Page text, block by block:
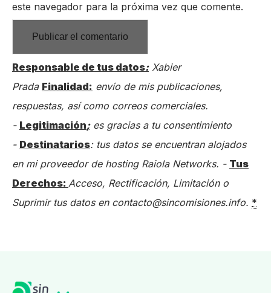
este navegador para la próxima vez que comente.
Responsable de tus datos:Xabier
Prada Finalidad: envío de mis publicaciones,
respuestas, así como correos comerciales.
- Legitimación;es gracias a tu consentimiento
- Destinatarios: tus datos se encuentran alojados
en mi proveedor de hosting Raiola Networks. - Tus
Derechos: Acceso, Rectificación, Limitación o
Suprimir tus datos en contacto@sincomisiones.info. *